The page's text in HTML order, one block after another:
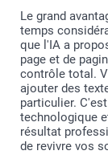
Le grand
temps
que l'IA a
page et de
contrôle total.
ajouter des
particulier.
technologique
résultat
de revivre vos